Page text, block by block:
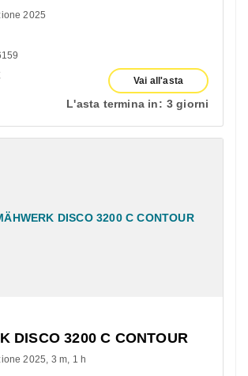
2025
Vai all'asta
L'asta termina in: 3 giorni
DISCO 3200 C CONTOUR
2025 3 m 1 h